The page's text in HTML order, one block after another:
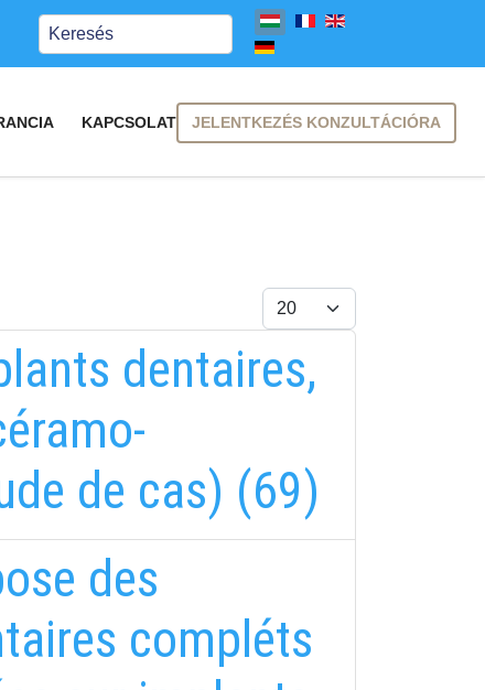
Keresés
JELENTKEZÉS KONZULTÁCIÓRA
KAPCSOLAT
Tételek #
dentaires,
de cas) (69)
des
compléts